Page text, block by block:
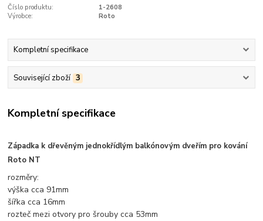
Číslo produktu:
1-2608
Výrobce:
Roto
Kompletní specifikace
Související zboží 3
Kompletní specifikace
Západka k dřevěným jednokřídlým balkónovým dveřím pro kování
Roto NT
rozměry:
výška cca 91mm
šířka cca 16mm
rozteč mezi otvory pro šrouby cca 53mm